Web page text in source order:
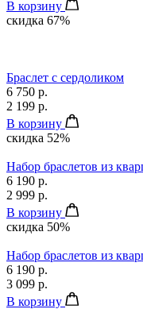
В корзину
скидка 67%
Браслет с сердоликом
6 750 р.
2 199 р.
В корзину
скидка 52%
Набор браслетов из
6 190 р.
2 999 р.
В корзину
скидка 50%
Набор браслетов из
6 190 р.
3 099 р.
В корзину